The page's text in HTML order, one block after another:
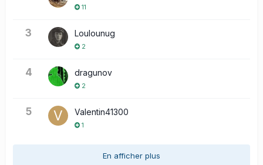
11
3 Loulounug
2
4 dragunov
2
5 Valentin41300
1
En afficher plus